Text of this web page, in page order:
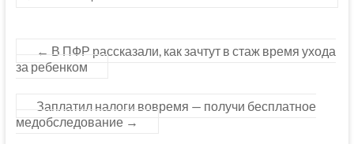
← В ПФР рассказали, как зачтут в стаж время ухода
за ребенком
Заплатил налоги вовремя — получи бесплатное
медобследование →